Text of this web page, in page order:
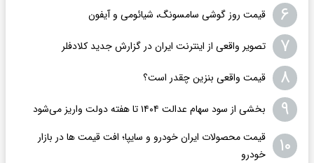
۶ قیمت روز گوشی سامسونگ، شیائومی و آیفون
۷ تصویر واقعی از اینترنت ایران در گزارش جدید کلادفلر
۸ قیمت واقعی بنزین چقدر است؟
۹ بخشی از سود سهام عدالت ۱۴۰۴ تا هفته دولت واریز می‌شود
۱۰
قیمت محصولات ایران خودرو و سایپا؛ افت قیمت ها در بازار
خودرو